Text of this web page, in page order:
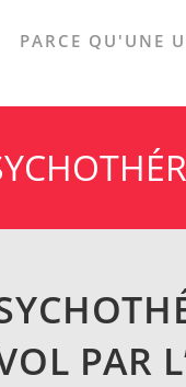
PARCE QU'UNE
PAR